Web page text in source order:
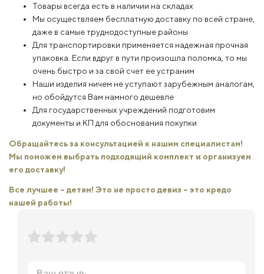
Товары всегда есть в наличии на складах
Мы осуществляем бесплатную доставку по всей стране,
даже в самые труднодоступные районы
Для транспортировки применяется надежная прочная
упаковка. Если вдруг в пути произошла поломка, то мы
очень быстро и за свой счет ее устраним
Наши изделия ничем не уступают зарубежным аналогам,
но обойдутся Вам намного дешевле
Для государственных учреждений подготовим
документы и КП для обоснования покупки
Обращайтесь за консультацией к нашим специалистам!
Мы поможем выбрать подходящий комплект и организуем
его доставку!
Все лучшее – детям! Это не просто девиз – это кредо
нашей работы!